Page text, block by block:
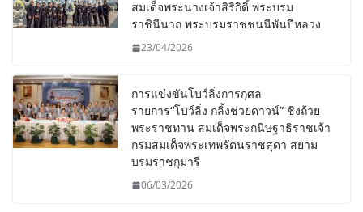
สมเด็จพระนางเจ้าสิริกิติ์ พระบรม
ราชินีนาถ พระบรมราชชนนีพันปีหลวง
23/04/2026
การแข่งขันโบว์ลิ่งการกุศล
รายการ“โบว์ลิ่ง กลิ้งช่วยดาวน์” ชิงถ้วย
พระราชทาน สมเด็จพระกนิษฐาธิราชเจ้า
กรมสมเด็จพระเทพรัตนราชสุดา สยาม
บรมราชกุมารี
06/03/2026